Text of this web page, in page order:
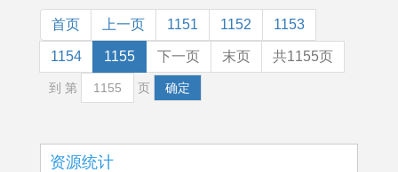
首页 上一页 1151 1152 1153
1154 1155 下一页 末页 共1155页
到 第 页 确定
资源统计